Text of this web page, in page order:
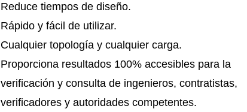
Reduce tiempos de diseño.
Rápido y fácil de utilizar.
Cualquier topología y cualquier carga.
Proporciona resultados 100% accesibles para la
verificación y consulta de ingenieros, contratistas,
verificadores y autoridades competentes.